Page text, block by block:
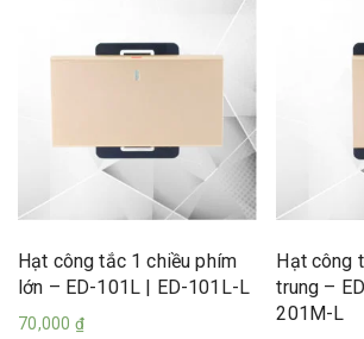
Hạt công tắc 1 chiều phím
lớn – ED-101L | ED-101L-L
70,000 ₫
Hạt công
trung –
201M-L